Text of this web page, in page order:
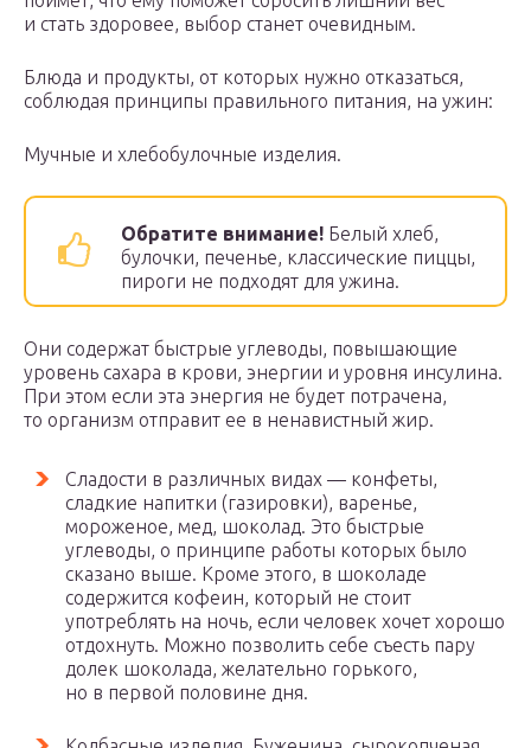
и стать здоровее, выбор станет очевидным.
Блюда и продукты, от которых нужно отказаться,
соблюдая принципы правильного питания, на ужин:
Мучные и хлебобулочные изделия.
Обратите внимание! Белый хлеб,
булочки, печенье, классические пиццы,
пироги не подходят для ужина.
Они содержат быстрые углеводы, повышающие
уровень сахара в крови, энергии и уровня инсулина.
При этом если эта энергия не будет потрачена,
то организм отправит ее в ненавистный жир.
Сладости в различных видах — конфеты,
сладкие напитки (газировки), варенье,
мороженое, мед, шоколад. Это быстрые
углеводы, о принципе работы которых было
сказано выше. Кроме этого, в шоколаде
содержится кофеин, который не стоит
употреблять на ночь, если человек хочет хорошо
отдохнуть. Можно позволить себе съесть пару
долек шоколада, желательно горького,
но в первой половине дня.